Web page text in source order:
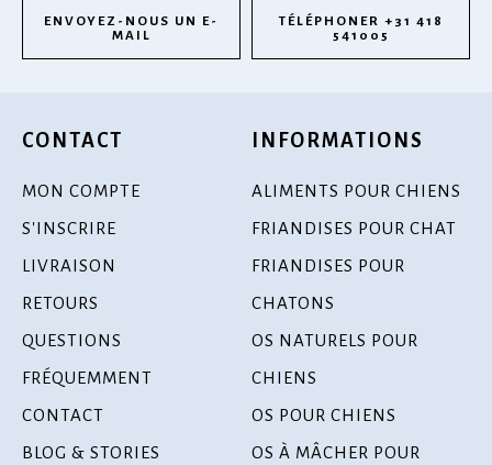
ENVOYEZ-NOUS UN E-
MAIL
TÉLÉPHONER +31 418
541005
CONTACT
MON COMPTE
S'INSCRIRE
LIVRAISON
RETOURS
QUESTIONS
FRÉQUEMMENT
CONTACT
BLOG & STORIES
INFORMATIONS
ALIMENTS POUR CHIENS
FRIANDISES POUR CHAT
FRIANDISES POUR
CHATONS
OS NATURELS POUR
CHIENS
OS POUR CHIENS
OS À MÂCHER POUR